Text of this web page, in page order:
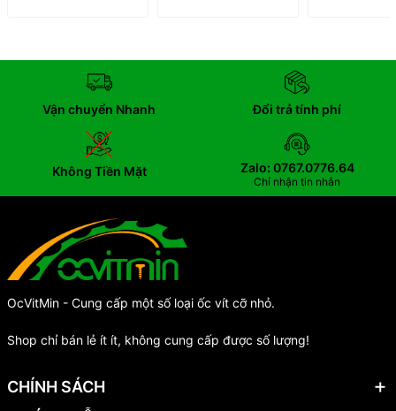
Vận chuyển Nhanh Đổi trả tính phí
Không Tiền Mặt Zalo: 0767.0776.64
Chỉ nhận tin nhắn
OcVitMin - Cung cấp một số loại ốc vít cỡ nhỏ.
Shop chỉ bán lẻ ít ít, không cung cấp được số lượng!
CHÍNH SÁCH